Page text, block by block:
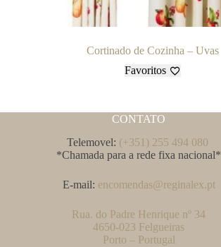
Cortinado de Cozinha – Uvas
Favoritos
CONTATO
Telemovel: (+351) 255 494 080
*Chamada para a rede fixa nacional*
E-mail: encomendas@reginalex.pt
Rua. do Padre Henrique nº 34
4650-023 Felgueiras
Porto – Portugal